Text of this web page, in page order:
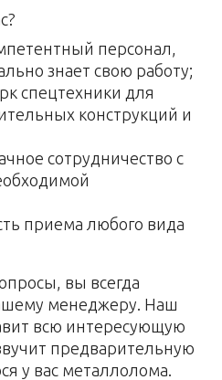
персонал,
знает свою работу;
спецтехники для
конструкций и
сотрудничество с
приема любого вида
вы всегда
менеджеру. Наш
всю интересующую
предварительную
у вас металлолома.